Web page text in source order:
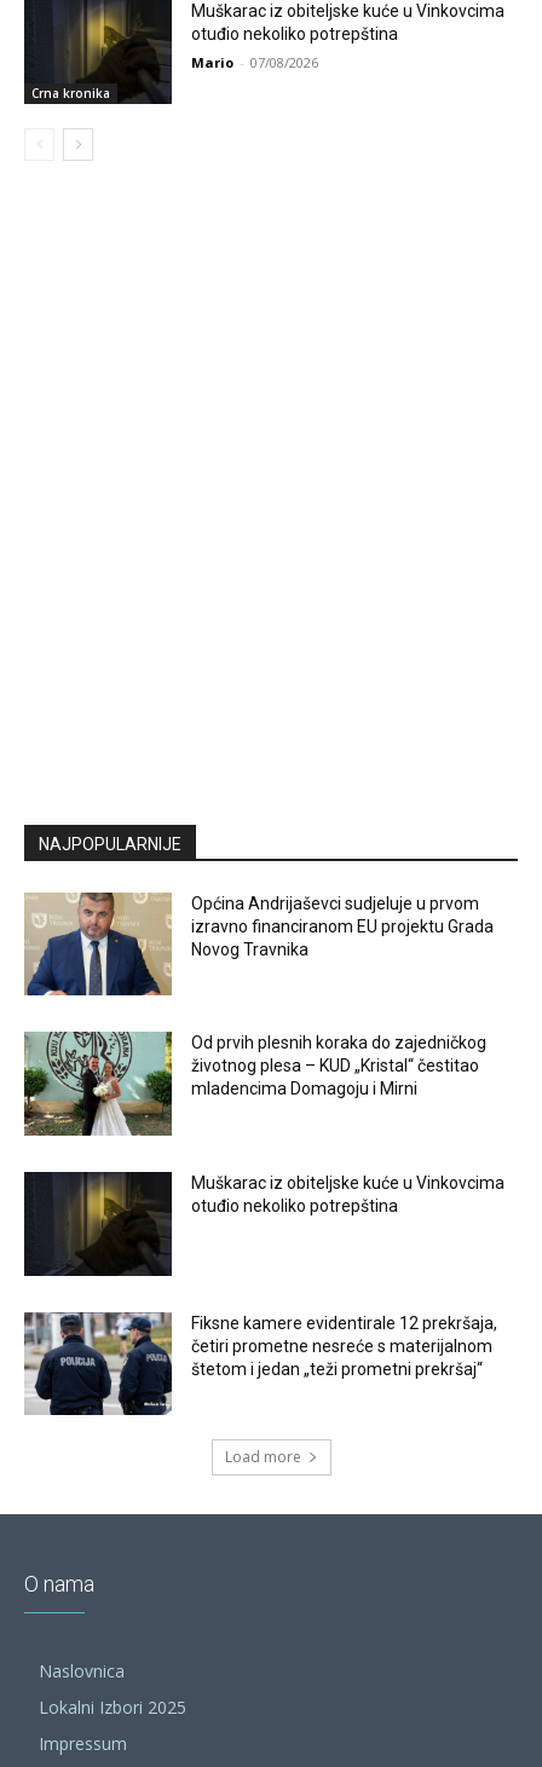
Crna kronika
Muškarac iz obiteljske kuće u Vinkovcima
otuđio nekoliko potrepština
Mario - 07/08/2026
NAJPOPULARNIJE
Općina Andrijaševci sudjeluje u prvom
izravno financiranom EU projektu Grada
Novog Travnika
Od prvih plesnih koraka do zajedničkog
životnog plesa – KUD „Kristal“ čestitao
mladencima Domagoju i Mirni
Muškarac iz obiteljske kuće u Vinkovcima
otuđio nekoliko potrepština
Fiksne kamere evidentirale 12 prekršaja,
četiri prometne nesreće s materijalnom
štetom i jedan „teži prometni prekršaj“
Load more
O nama
Naslovnica
Lokalni Izbori 2025
Impressum